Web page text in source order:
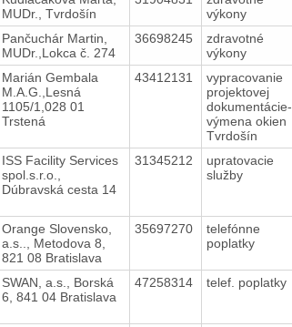
MUDr., Tvrdošín
výkony
Pančuchár Martin,
MUDr.,Lokca č. 274
36698245
zdravotné
výkony
Marián Gembala
M.A.G.,Lesná
1105/1,028 01
Trstená
43412131
vypracovanie
projektovej
dokumentácie-
výmena okien
Tvrdošín
ISS Facility Services
spol.s.r.o.,
Dúbravská cesta 14
31345212
upratovacie
služby
Orange Slovensko,
a.s.., Metodova 8,
821 08 Bratislava
35697270
telefónne
poplatky
SWAN, a.s., Borská
6, 841 04 Bratislava
47258314 telef. poplatky